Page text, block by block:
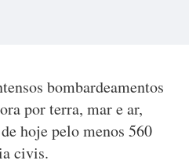
bombardeamentos
por terra, mar e ar,
hoje pelo menos 560
civis.